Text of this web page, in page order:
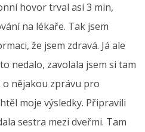
hovor trval asi 3 min,
na lékaře. Tak jsem
že jsem zdravá. Já ale
nedalo, zavolala jsem si tam
o nějakou zprávu pro
moje výsledky. Připravili
sestra mezi dveřmi. Tam